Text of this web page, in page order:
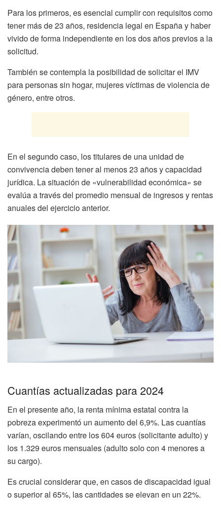
Para los primeros, es esencial cumplir con requisitos como
tener más de 23 años, residencia legal en España y haber
vivido de forma independiente en los dos años previos a la
solicitud.
También se contempla la posibilidad de solicitar el IMV
para personas sin hogar, mujeres víctimas de violencia de
género, entre otros.
En el segundo caso, los titulares de una unidad de
convivencia deben tener al menos 23 años y capacidad
jurídica. La situación de «vulnerabilidad económica» se
evalúa a través del promedio mensual de ingresos y rentas
anuales del ejercicio anterior.
Cuantías actualizadas para 2024
En el presente año, la renta mínima estatal contra la
pobreza experimentó un aumento del 6,9%. Las cuantías
varían, oscilando entre los 604 euros (solicitante adulto) y
los 1.329 euros mensuales (adulto solo con 4 menores a
su cargo).
Es crucial considerar que, en casos de discapacidad igual
o superior al 65%, las cantidades se elevan en un 22%.